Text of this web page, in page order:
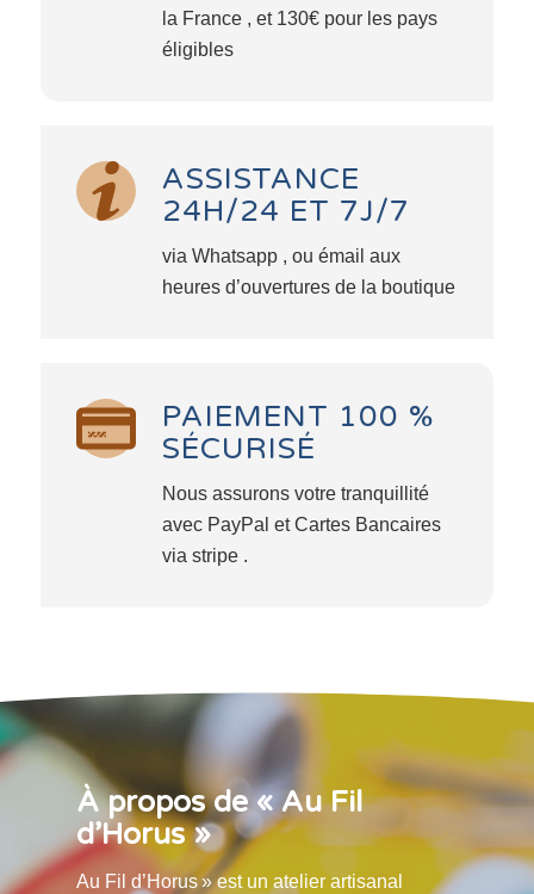
la France , et 130€ pour les pays
éligibles
ASSISTANCE
24H/24 ET 7J/7
via Whatsapp , ou émail aux
heures d’ouvertures de la boutique
PAIEMENT 100 %
SÉCURISÉ
Nous assurons votre tranquillité
avec PayPal et Cartes Bancaires
via stripe .
À propos de « Au Fil
d’Horus »
Au Fil d’Horus » est un atelier artisanal